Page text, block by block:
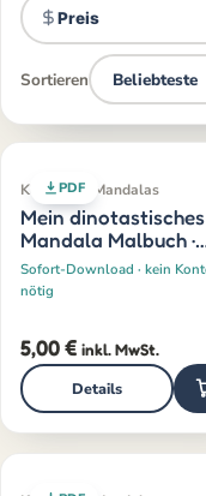
Preis
Sortieren
PDF
Klassiker · Mandalas
Mein dinotastisches
Mandala Malbuch ·
Dinosaurier
Sofort-Download · kein
nötig
5,00€ inkl. MwSt.
Details